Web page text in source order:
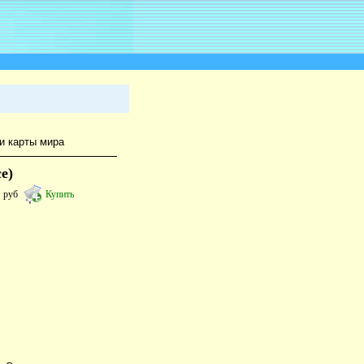
карты мира
руб Купить